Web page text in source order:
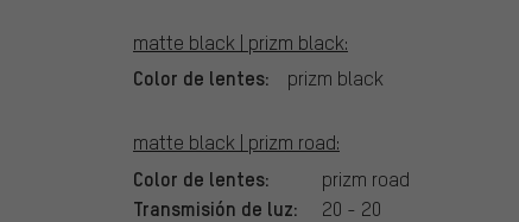
matte black | prizm black:
Color de lentes: prizm black
matte black | prizm road:
Color de lentes: prizm road
Transmisión de luz: 20 - 20